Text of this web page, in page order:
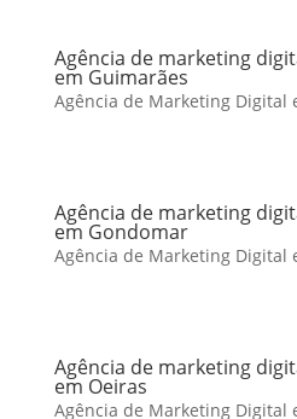
Agência de marketing
em Guimarães
Agência de Marketing Digital
Agência de marketing
em Gondomar
Agência de Marketing Digital
Agência de marketing
em Oeiras
Agência de Marketing Digital